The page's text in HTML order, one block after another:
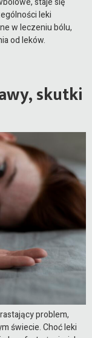
leki
w leczeniu bólu,
od leków.
skutki
problem,
świecie. Choć leki